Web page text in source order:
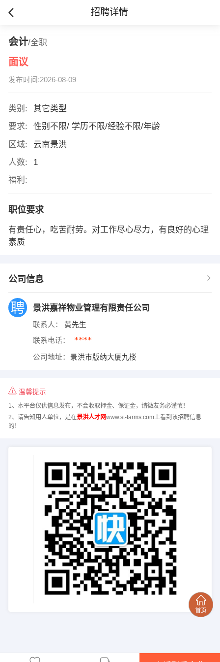
招聘详情
会计/全职
面议
发布时间:2026-08-09
类别:
其它类型
要求:
性别不限/ 学历不限/经验不限/年龄
区域:
云南景洪
人数:
1
福利:
职位要求
有责任心，吃苦耐劳。对工作尽心尽力，有良好的心理
素质
公司信息
景洪嘉祥物业管理有限责任公司
联系人： 黄先生
联系电话： ****
公司地址： 景洪市版纳大厦九楼
温馨提示
1、本平台仅供信息发布，不会收取押金、保证金，请微友务必谨慎！
2、请告知用人单位，是在景洪人才网www.st-farms.com上看到该招聘信息
的！